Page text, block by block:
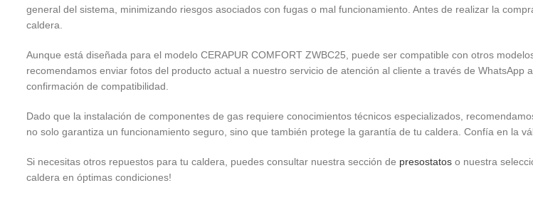
general del sistema, minimizando riesgos asociados con fugas o mal funcionamiento. Antes de realizar la
caldera.
Aunque está diseñada para el modelo CERAPUR COMFORT ZWBC25, puede ser compatible con otros
recomendamos enviar fotos del producto actual a nuestro servicio de atención al cliente a través de
confirmación de compatibilidad.
Dado que la instalación de componentes de gas requiere conocimientos técnicos especializados,
no solo garantiza un funcionamiento seguro, sino que también protege la garantía de tu caldera. Confía en la
Si necesitas otros repuestos para tu caldera, puedes consultar nuestra sección de presostatos o nuestra
caldera en óptimas condiciones!